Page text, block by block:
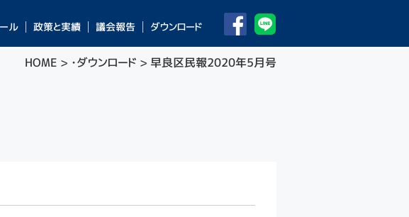
ル 政策と実績 議会報告 ダウンロード
HOME > ・ダウンロード > 早良区民報2020年5月号